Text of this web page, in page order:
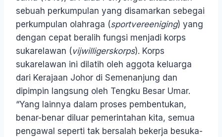
sebuah perkumpulan yang disamarkan sebegai
perkumpulan olahraga (sportvereeniging) yang
dengan cepat beralih fungsi menjadi korps
sukarelawan (vijwilligerskorps). Korps
sukarelawan ini dilatih oleh aggota keluarga
dari Kerajaan Johor di Semenanjung dan
dipimpin langsung oleh Tengku Besar Umar.
“Yang lainnya dalam proses pembentukan,
benar-benar diluar pemerintahan kita, semua
pengawal seperti tak bersalah bekerja besuka-